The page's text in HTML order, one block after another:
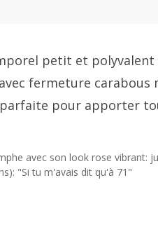
petit et polyvalent
fermeture
pour apporter
avec son look rose vibrant:
"Si tu m'avais dit qu'à 71"